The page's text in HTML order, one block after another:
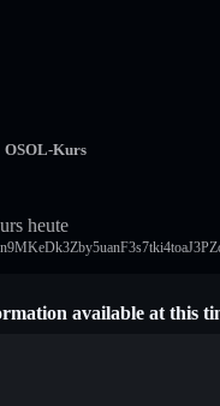
OSOL-Kurs
heute
available at this